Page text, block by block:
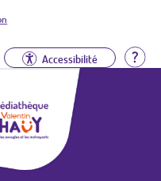
Accessibilité